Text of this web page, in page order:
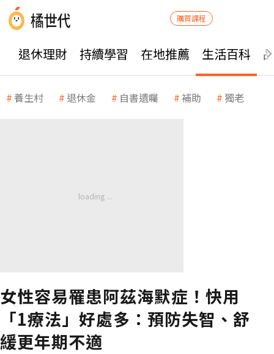
購買課程
退休理財 持續學習 在地推薦 生活百科
養生村 退休金 自書遺囑 補助 獨老
女性容易罹患阿茲海默症！快用
「1療法」好處多：預防失智、舒
緩更年期不適